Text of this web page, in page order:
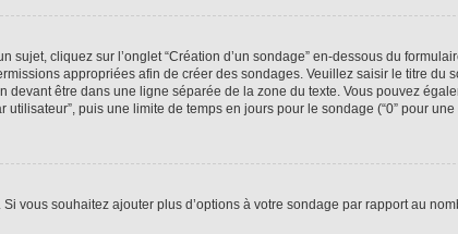
cliquez sur l’onglet “Création d’un sondage” en-dessous du
appropriées afin de créer des sondages. Veuillez saisir le titre du
être dans une ligne séparée de la zone du texte. Vous pouvez
puis une limite de temps en jours pour le sondage (“0” pour
vous souhaitez ajouter plus d’options à votre sondage par rapport au